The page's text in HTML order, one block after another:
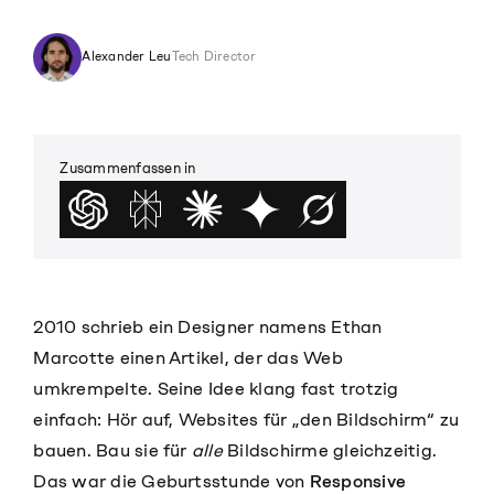
Alexander LeuTech Director
Zusammenfassen in
2010 schrieb ein Designer namens Ethan
Marcotte einen Artikel, der das Web
umkrempelte. Seine Idee klang fast trotzig
einfach: Hör auf, Websites für „den Bildschirm“ zu
bauen. Bau sie für alleBildschirme gleichzeitig.
Das war die Geburtsstunde von Responsive